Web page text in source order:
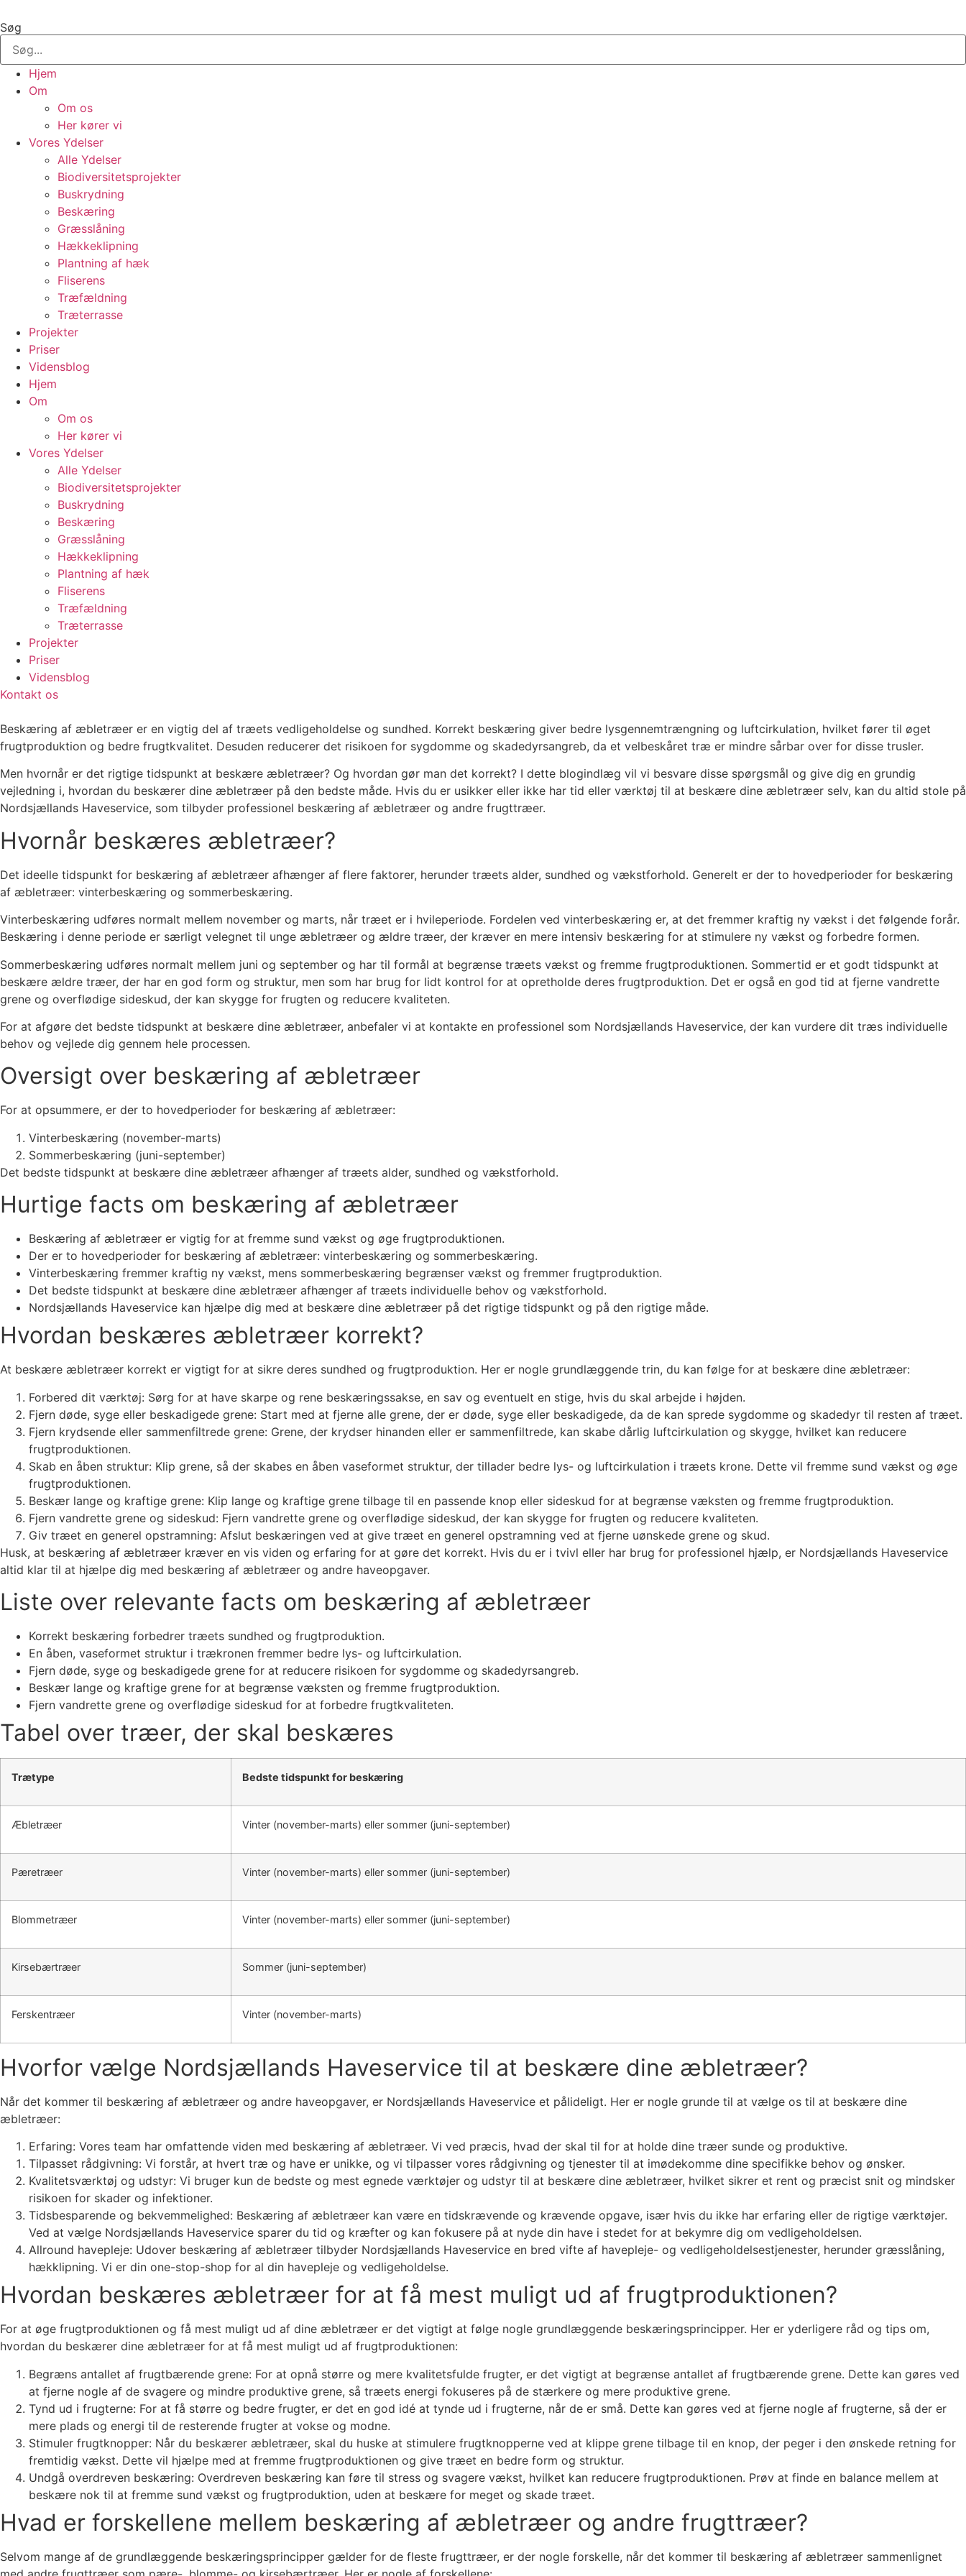
til
indhold
Søg
Hjem
Om
Om os
Her kører vi
Vores Ydelser
Alle Ydelser
Biodiversitetsprojekter
Buskrydning
Beskæring
Græsslåning
Hækkeklipning
Plantning af hæk
Fliserens
Træfældning
Træterrasse
Projekter
Priser
Vidensblog
Hjem
Om
Om os
Her kører vi
Vores Ydelser
Alle Ydelser
Biodiversitetsprojekter
Buskrydning
Beskæring
Græsslåning
Hækkeklipning
Plantning af hæk
Fliserens
Træfældning
Træterrasse
Projekter
Priser
Vidensblog
Kontakt os
Beskæring af æbletræer er en vigtig del af træets vedligeholdelse og sundhed. Korrekt beskæring giver bedre lysgennemtrængning og luftcirkulation, hvilket fører til øget
frugtproduktion og bedre frugtkvalitet. Desuden reducerer det risikoen for sygdomme og skadedyrsangreb, da et velbeskåret træ er mindre sårbar over for disse trusler.
Men hvornår er det rigtige tidspunkt at beskære æbletræer? Og hvordan gør man det korrekt? I dette blogindlæg vil vi besvare disse spørgsmål og give dig en grundig
vejledning i, hvordan du beskærer dine æbletræer på den bedste måde. Hvis du er usikker eller ikke har tid eller værktøj til at beskære dine æbletræer selv, kan du altid stole på
Nordsjællands Haveservice, som tilbyder professionel beskæring af æbletræer og andre frugttræer.
Hvornår beskæres æbletræer?
Det ideelle tidspunkt for beskæring af æbletræer afhænger af flere faktorer, herunder træets alder, sundhed og vækstforhold. Generelt er der to hovedperioder for beskæring
af æbletræer: vinterbeskæring og sommerbeskæring.
Vinterbeskæring udføres normalt mellem november og marts, når træet er i hvileperiode. Fordelen ved vinterbeskæring er, at det fremmer kraftig ny vækst i det følgende forår.
Beskæring i denne periode er særligt velegnet til unge æbletræer og ældre træer, der kræver en mere intensiv beskæring for at stimulere ny vækst og forbedre formen.
Sommerbeskæring udføres normalt mellem juni og september og har til formål at begrænse træets vækst og fremme frugtproduktionen. Sommertid er et godt tidspunkt at
beskære ældre træer, der har en god form og struktur, men som har brug for lidt kontrol for at opretholde deres frugtproduktion. Det er også en god tid at fjerne vandrette
grene og overflødige sideskud, der kan skygge for frugten og reducere kvaliteten.
For at afgøre det bedste tidspunkt at beskære dine æbletræer, anbefaler vi at kontakte en professionel som Nordsjællands Haveservice, der kan vurdere dit træs individuelle
behov og vejlede dig gennem hele processen.
Oversigt over beskæring af æbletræer
For at opsummere, er der to hovedperioder for beskæring af æbletræer:
Vinterbeskæring (november-marts)
Sommerbeskæring (juni-september)
Det bedste tidspunkt at beskære dine æbletræer afhænger af træets alder, sundhed og vækstforhold.
Hurtige facts om beskæring af æbletræer
Beskæring af æbletræer er vigtig for at fremme sund vækst og øge frugtproduktionen.
Der er to hovedperioder for beskæring af æbletræer: vinterbeskæring og sommerbeskæring.
Vinterbeskæring fremmer kraftig ny vækst, mens sommerbeskæring begrænser vækst og fremmer frugtproduktion.
Det bedste tidspunkt at beskære dine æbletræer afhænger af træets individuelle behov og vækstforhold.
Nordsjællands Haveservice kan hjælpe dig med at beskære dine æbletræer på det rigtige tidspunkt og på den rigtige måde.
Hvordan beskæres æbletræer korrekt?
At beskære æbletræer korrekt er vigtigt for at sikre deres sundhed og frugtproduktion. Her er nogle grundlæggende trin, du kan følge for at beskære dine æbletræer:
Forbered dit værktøj: Sørg for at have skarpe og rene beskæringssakse, en sav og eventuelt en stige, hvis du skal arbejde i højden.
Fjern døde, syge eller beskadigede grene: Start med at fjerne alle grene, der er døde, syge eller beskadigede, da de kan sprede sygdomme og skadedyr til resten af træet.
Fjern krydsende eller sammenfiltrede grene: Grene, der krydser hinanden eller er sammenfiltrede, kan skabe dårlig luftcirkulation og skygge, hvilket kan reducere
frugtproduktionen.
Skab en åben struktur: Klip grene, så der skabes en åben vaseformet struktur, der tillader bedre lys- og luftcirkulation i træets krone. Dette vil fremme sund vækst og øge
frugtproduktionen.
Beskær lange og kraftige grene: Klip lange og kraftige grene tilbage til en passende knop eller sideskud for at begrænse væksten og fremme frugtproduktion.
Fjern vandrette grene og sideskud: Fjern vandrette grene og overflødige sideskud, der kan skygge for frugten og reducere kvaliteten.
Giv træet en generel opstramning: Afslut beskæringen ved at give træet en generel opstramning ved at fjerne uønskede grene og skud.
Husk, at beskæring af æbletræer kræver en vis viden og erfaring for at gøre det korrekt. Hvis du er i tvivl eller har brug for professionel hjælp, er Nordsjællands Haveservice
altid klar til at hjælpe dig med beskæring af æbletræer og andre haveopgaver.
Liste over relevante facts om beskæring af æbletræer
Korrekt beskæring forbedrer træets sundhed og frugtproduktion.
En åben, vaseformet struktur i trækronen fremmer bedre lys- og luftcirkulation.
Fjern døde, syge og beskadigede grene for at reducere risikoen for sygdomme og skadedyrsangreb.
Beskær lange og kraftige grene for at begrænse væksten og fremme frugtproduktion.
Fjern vandrette grene og overflødige sideskud for at forbedre frugtkvaliteten.
Tabel over træer, der skal beskæres
Trætype Bedste tidspunkt for beskæring
Æbletræer Vinter (november-marts) eller sommer (juni-september)
Pæretræer Vinter (november-marts) eller sommer (juni-september)
Blommetræer Vinter (november-marts) eller sommer (juni-september)
Kirsebærtræer Sommer (juni-september)
Ferskentræer Vinter (november-marts)
Hvorfor vælge Nordsjællands Haveservice til at beskære dine æbletræer?
Når det kommer til beskæring af æbletræer og andre haveopgaver, er Nordsjællands Haveservice et pålideligt. Her er nogle grunde til at vælge os til at beskære dine
æbletræer:
Erfaring: Vores team har omfattende viden med beskæring af æbletræer. Vi ved præcis, hvad der skal til for at holde dine træer sunde og produktive.
Tilpasset rådgivning: Vi forstår, at hvert træ og have er unikke, og vi tilpasser vores rådgivning og tjenester til at imødekomme dine specifikke behov og ønsker.
Kvalitetsværktøj og udstyr: Vi bruger kun de bedste og mest egnede værktøjer og udstyr til at beskære dine æbletræer, hvilket sikrer et rent og præcist snit og mindsker
risikoen for skader og infektioner.
Tidsbesparende og bekvemmelighed: Beskæring af æbletræer kan være en tidskrævende og krævende opgave, især hvis du ikke har erfaring eller de rigtige værktøjer.
Ved at vælge Nordsjællands Haveservice sparer du tid og kræfter og kan fokusere på at nyde din have i stedet for at bekymre dig om vedligeholdelsen.
Allround havepleje: Udover beskæring af æbletræer tilbyder Nordsjællands Haveservice en bred vifte af havepleje- og vedligeholdelsestjenester, herunder græsslåning,
hækklipning. Vi er din one-stop-shop for al din havepleje og vedligeholdelse.
Hvordan beskæres æbletræer for at få mest muligt ud af frugtproduktionen?
For at øge frugtproduktionen og få mest muligt ud af dine æbletræer er det vigtigt at følge nogle grundlæggende beskæringsprincipper. Her er yderligere råd og tips om,
hvordan du beskærer dine æbletræer for at få mest muligt ud af frugtproduktionen:
Begræns antallet af frugtbærende grene: For at opnå større og mere kvalitetsfulde frugter, er det vigtigt at begrænse antallet af frugtbærende grene. Dette kan gøres ved
at fjerne nogle af de svagere og mindre produktive grene, så træets energi fokuseres på de stærkere og mere produktive grene.
Tynd ud i frugterne: For at få større og bedre frugter, er det en god idé at tynde ud i frugterne, når de er små. Dette kan gøres ved at fjerne nogle af frugterne, så der er
mere plads og energi til de resterende frugter at vokse og modne.
Stimuler frugtknopper: Når du beskærer æbletræer, skal du huske at stimulere frugtknopperne ved at klippe grene tilbage til en knop, der peger i den ønskede retning for
fremtidig vækst. Dette vil hjælpe med at fremme frugtproduktionen og give træet en bedre form og struktur.
Undgå overdreven beskæring: Overdreven beskæring kan føre til stress og svagere vækst, hvilket kan reducere frugtproduktionen. Prøv at finde en balance mellem at
beskære nok til at fremme sund vækst og frugtproduktion, uden at beskære for meget og skade træet.
Hvad er forskellene mellem beskæring af æbletræer og andre frugttræer?
Selvom mange af de grundlæggende beskæringsprincipper gælder for de fleste frugttræer, er der nogle forskelle, når det kommer til beskæring af æbletræer sammenlignet